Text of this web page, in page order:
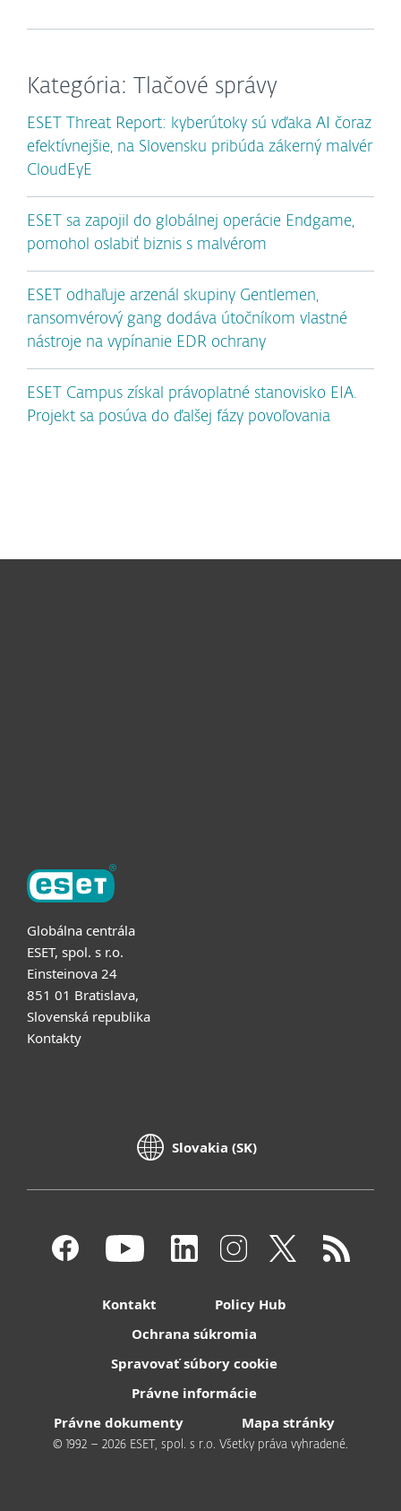
Kategória: Tlačové správy
ESET Threat Report: kyberútoky sú vďaka AI čoraz
efektívnejšie, na Slovensku pribúda zákerný malvér
CloudEyE
ESET sa zapojil do globálnej operácie Endgame,
pomohol oslabiť biznis s malvérom
ESET odhaľuje arzenál skupiny Gentlemen,
ransomvérový gang dodáva útočníkom vlastné
nástroje na vypínanie EDR ochrany
ESET Campus získal právoplatné stanovisko EIA.
Projekt sa posúva do ďalšej fázy povoľovania
Globálna centrála
ESET, spol. s r.o.
Einsteinova 24
851 01 Bratislava,
Slovenská republika
Kontakty
Slovakia (SK)
Kontakt
Policy Hub
Ochrana súkromia
Spravovať súbory cookie
Právne informácie
Právne dokumenty
Mapa stránky
© 1992 – 2026 ESET, spol. s r.o. Všetky práva vyhradené.